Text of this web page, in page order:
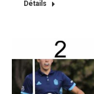
Détails